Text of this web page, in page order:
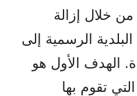
خلال إزالة
الرسمية إلى
الهدف الأول هو
تقوم بها